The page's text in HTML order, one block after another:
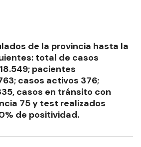
de la provincia hasta la
total de casos
pacientes
casos activos 376;
casos en tránsito con
75 y test realizados
de positividad.